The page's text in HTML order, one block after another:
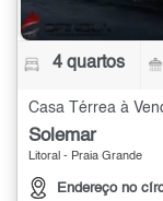
4 quartos
Casa Térrea à
Solemar
Litoral - Praia Grande
Endereço no